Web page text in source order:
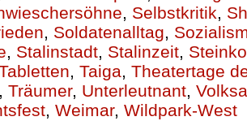
, Selbstkritik,
, Soldatenalltag,
, Stalinstadt, Stalinzeit,
, Taiga, Theatertage
Träumer, Unterleutnant,
, Weimar, Wildpark-West